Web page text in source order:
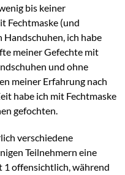
bis keiner
Fechtmaske (und
ich habe
meiner Gefechte mit
und ohne
meiner Erfahrung nach
habe ich mit Fechtmaske
gefochten.
verschiedene
Teilnehmern eine
1 offensichtlich, während